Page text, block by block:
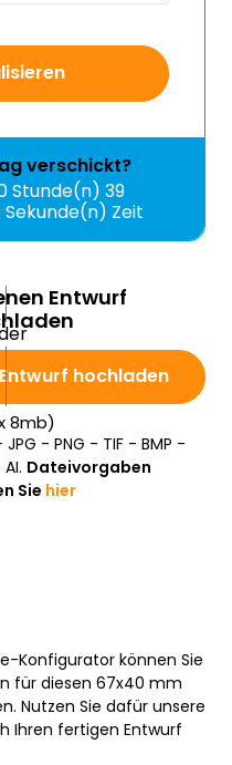
Konfigurator können Sie
für diesen 67x40 mm
Nutzen Sie dafür unsere
Ihren fertigen Entwurf
verschickt?
Stunde(n) 39
Zeit
Entwurf
Entwurf hochladen
8mb)
JPG - PNG - TIF - BMP -
Dateivorgaben
Sie hier